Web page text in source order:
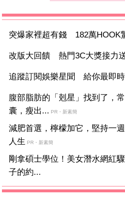
突爆家裡超有錢 182萬HOOK
改版大回饋 熱門3C大獎接力
追蹤訂閱娛樂星聞 給你最即
腹部脂肪的「剋星」找到了，
囊，瘦出... PR・新素簡
減肥首選，檸檬加它，堅持一
人生 PR・新素簡
剛拿碩士學位！美女潛水網紅
子的約...